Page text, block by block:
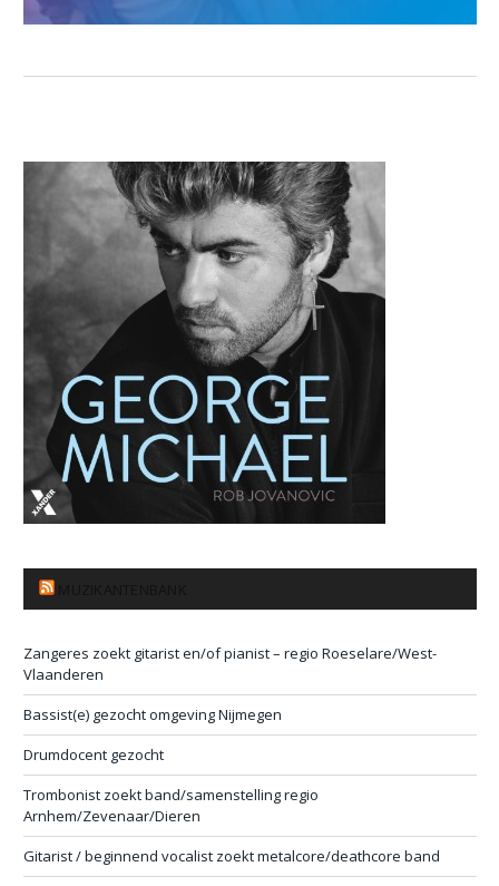
Zangeres zoekt gitarist en/of pianist – regio Roeselare/West-
Vlaanderen
Bassist(e) gezocht omgeving Nijmegen
Drumdocent gezocht
Trombonist zoekt band/samenstelling regio
Arnhem/Zevenaar/Dieren
Gitarist / beginnend vocalist zoekt metalcore/deathcore band